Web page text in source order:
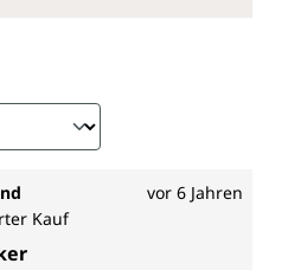
vor 6 Jahren
von 5 von 5 Sternen
Kauf